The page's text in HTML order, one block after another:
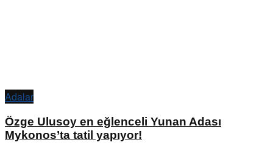
Adalar
Özge Ulusoy en eğlenceli Yunan Adası
Mykonos’ta tatil yapıyor!